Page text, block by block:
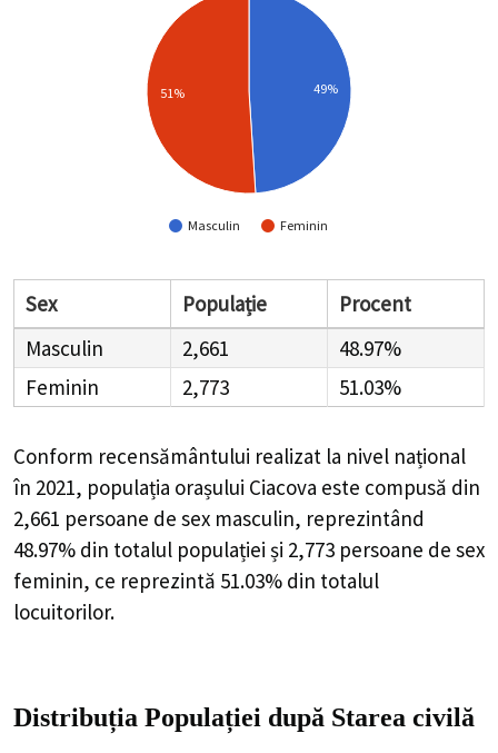
Masculin Feminin
49%
51%
Sex Populație
Procent
Masculin
2,661
48.97%
Feminin
2,773 51.03%
Conform recensământului realizat la nivel național
în 2021, populația orașului Ciacova este compusă din
2,661 persoane de sex masculin, reprezintând
48.97% din totalul populației și 2,773 persoane de sex
feminin, ce reprezintă 51.03% din totalul
locuitorilor.
Distribuția Populației după Starea civilă